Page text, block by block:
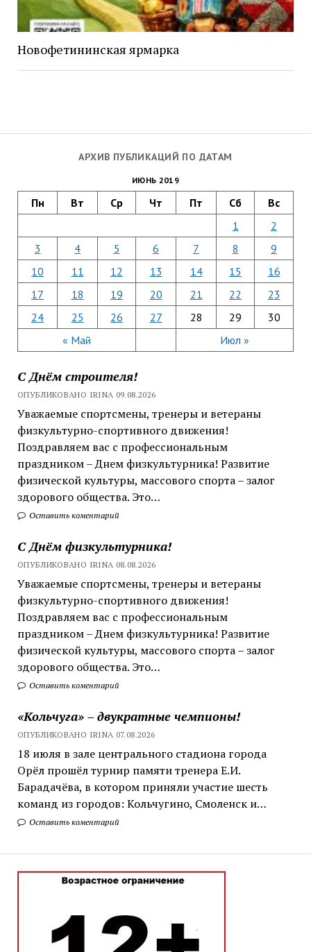
АРХИВ ПУБЛИКАЦИЙ ПО ДАТАМ
ИЮНЬ 2019
Пн Вт Ср Чт Пт Сб Вс
« Май Июл »
1
2
3
4 5 6 7 8
9
10
11 12 13 14 15
16
17
18 19 20 21 22
23
24
25 26 27 28 29 30
С Днём строителя!
ОПУБЛИКОВАНО IRINA 09.08.2026
Уважаемые спортсмены, тренеры и ветераны
физкультурно-спортивного движения!
Поздравляем вас с профессиональным
праздником – Днем физкультурника! Развитие
физической культуры, массового спорта – залог
здорового общества. Это…
Оставить коментарий
С Днём физкультурника!
ОПУБЛИКОВАНО IRINA 08.08.2026
Уважаемые спортсмены, тренеры и ветераны
физкультурно-спортивного движения!
Поздравляем вас с профессиональным
праздником – Днем физкультурника! Развитие
физической культуры, массового спорта – залог
здорового общества. Это…
Оставить коментарий
«Кольчуга» – двукратные чемпионы!
ОПУБЛИКОВАНО IRINA 07.08.2026
18 июля в зале центрального стадиона города
Орёл прошёл турнир памяти тренера Е.И.
Барадачёва, в котором приняли участие шесть
команд из городов: Кольчугино, Смоленск и…
Оставить коментарий
Новофетининская ярмарка